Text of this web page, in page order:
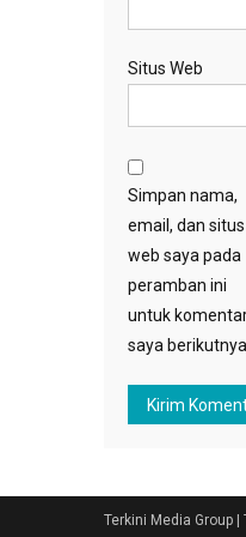
Situs Web
Simpan nama,
email, dan situs
web saya pada
peramban ini
untuk
saya berikutnya.
Terkini Media Group |